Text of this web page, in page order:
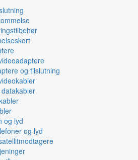
og tilslutning
og lyd
og lyd